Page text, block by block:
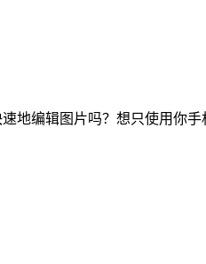
地编辑图片吗？想只使用你